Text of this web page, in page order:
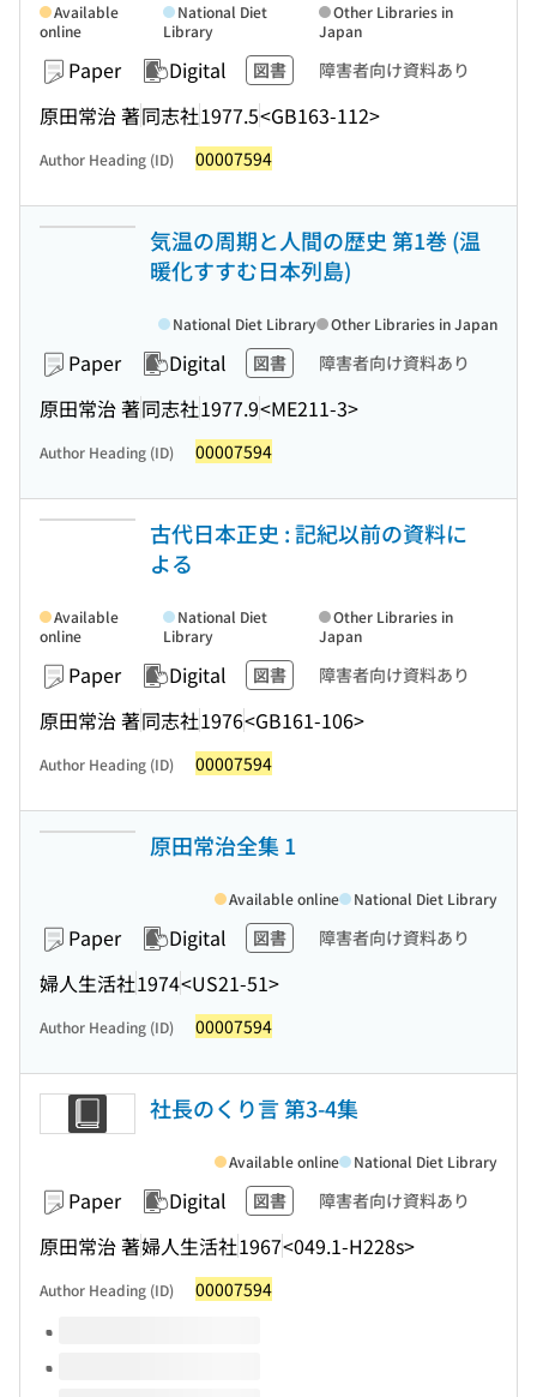
Paper Digital 図書 障害者向け資料あり
原田常治 著同志社1977.5<GB163-112>
Available
online
National Diet
Library
Other Libraries in
Japan
Author Heading (ID) 00007594
気温の周期と人間の歴史 第1巻 (温
暖化すすむ日本列島)
Paper Digital 図書 障害者向け資料あり
原田常治 著同志社1977.9<ME211-3>
National Diet Library Other Libraries in Japan
Author Heading (ID) 00007594
古代日本正史 : 記紀以前の資料に
よる
Paper Digital 図書 障害者向け資料あり
原田常治 著同志社1976<GB161-106>
Available
online
National Diet
Library
Other Libraries in
Japan
Author Heading (ID) 00007594
原田常治全集 1
Paper Digital 図書 障害者向け資料あり
婦人生活社1974<US21-51>
Available online National Diet Library
Author Heading (ID) 00007594
社長のくり言 第3-4集
Paper Digital 図書 障害者向け資料あり
原田常治 著婦人生活社1967<049.1-H228s>
Available online National Diet Library
Author Heading (ID) 00007594
Volumes of this title